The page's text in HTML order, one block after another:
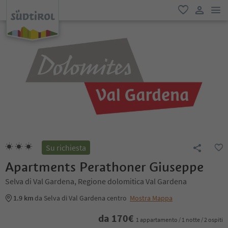
favoriti
Su richiesta
Apartments Perathoner Giuseppe
Selva di Val Gardena, Regione dolomitica Val Gardena
1.9 km da Selva di Val Gardena centro Mostra Mappa
da 170€ 1 appartamento / 1 notte / 2 ospiti